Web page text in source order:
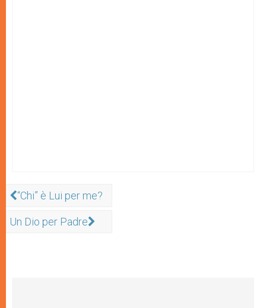
“Chi” è Lui per me?
Un Dio per Padre